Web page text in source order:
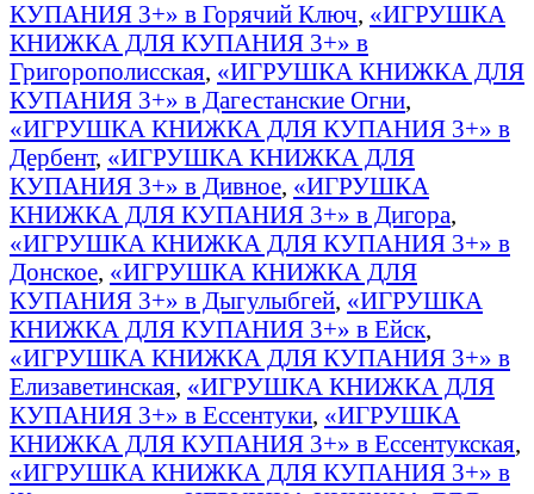
КУПАНИЯ 3+» в Горячий Ключ, «ИГРУШКА
КНИЖКА ДЛЯ КУПАНИЯ 3+» в
Григорополисская, «ИГРУШКА КНИЖКА ДЛЯ
КУПАНИЯ 3+» в Дагестанские Огни,
«ИГРУШКА КНИЖКА ДЛЯ КУПАНИЯ 3+» в
Дербент, «ИГРУШКА КНИЖКА ДЛЯ
КУПАНИЯ 3+» в Дивное, «ИГРУШКА
КНИЖКА ДЛЯ КУПАНИЯ 3+» в Дигора,
«ИГРУШКА КНИЖКА ДЛЯ КУПАНИЯ 3+» в
Донское, «ИГРУШКА КНИЖКА ДЛЯ
КУПАНИЯ 3+» в Дыгулыбгей, «ИГРУШКА
КНИЖКА ДЛЯ КУПАНИЯ 3+» в Ейск,
«ИГРУШКА КНИЖКА ДЛЯ КУПАНИЯ 3+» в
Елизаветинская, «ИГРУШКА КНИЖКА ДЛЯ
КУПАНИЯ 3+» в Ессентуки, «ИГРУШКА
КНИЖКА ДЛЯ КУПАНИЯ 3+» в Ессентукская,
«ИГРУШКА КНИЖКА ДЛЯ КУПАНИЯ 3+» в